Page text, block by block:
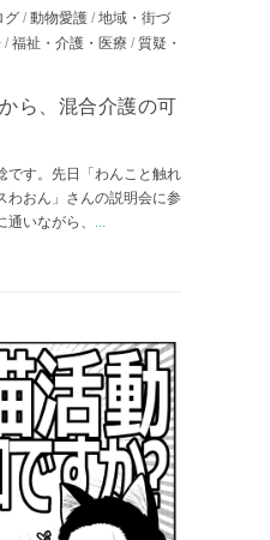
グ / 動物愛護 / 地域・街づ
/ 福祉・介護・医療 / 質疑・
ら、混合介護の可
す。先日「わんこと触れ
わおん」さんの説明会に参
いながら、